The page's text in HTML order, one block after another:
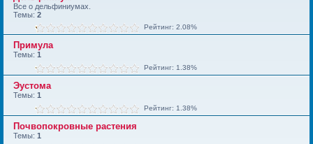
Все о дельфиниумах.
Темы: 2
Рейтинг: 2.08%
Примула
Темы: 1
Рейтинг: 1.38%
Эустома
Темы: 1
Рейтинг: 1.38%
Почвопокровные растения
Темы: 1